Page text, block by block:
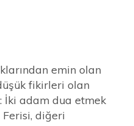
emin olan
fikirleri olan
İki adam dua etmek
Ferisi, diğeri